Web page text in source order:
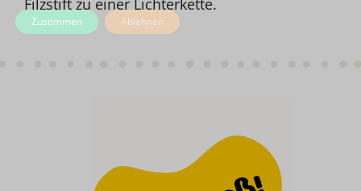
Filzstift zu einer Lichterkette.
Zustimmen Ablehnen